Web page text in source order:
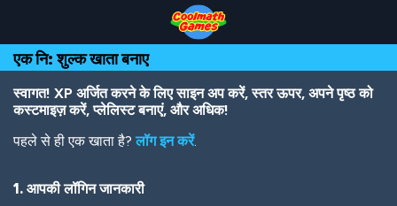
Top
of
Page
Navigation
Main
Content
Footer
main
content
एक नि: शुल्क खाता बनाए
स्वागत! XP अर्जित करने के लिए साइन अप करें, स्तर ऊपर, अपने पृष्ठ को
कस्टमाइज़ करें, प्लेलिस्ट बनाएं, और अधिक!
पहले से ही एक खाता है?लॉग इन करें.
1. आपकी लॉगिन जानकारी